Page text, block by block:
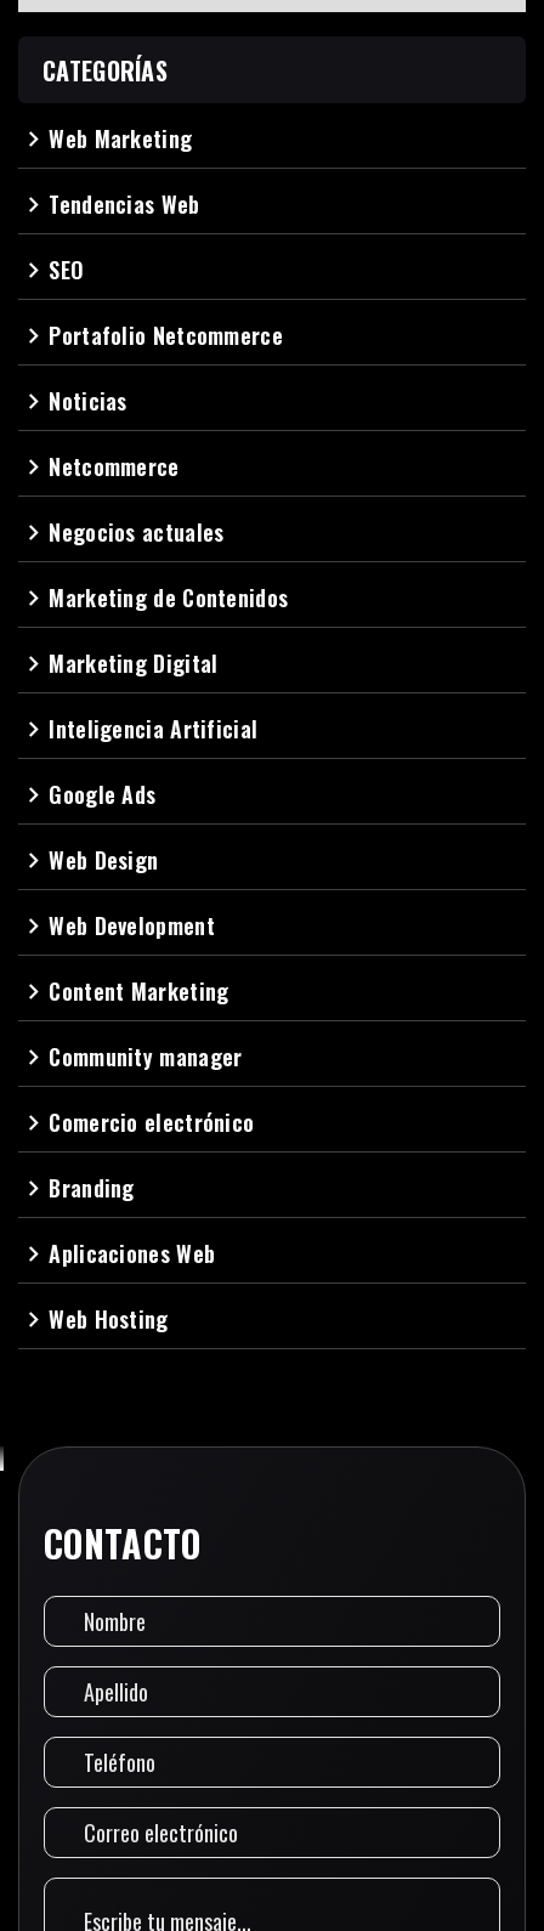
CATEGORÍAS
navigate_nextWeb Marketing
navigate_next Tendencias Web
navigate_next SEO
navigate_next Portafolio Netcommerce
navigate_next Noticias
navigate_next Netcommerce
navigate_next Negocios actuales
navigate_next Marketing de Contenidos
navigate_next Marketing Digital
navigate_next Inteligencia Artificial
navigate_next Google Ads
navigate_nextWeb Design
navigate_nextWeb Development
navigate_next Content Marketing
navigate_next Community manager
navigate_next Comercio electrónico
navigate_next Branding
navigate_nextAplicaciones Web
navigate_nextWeb Hosting
CONTACTO